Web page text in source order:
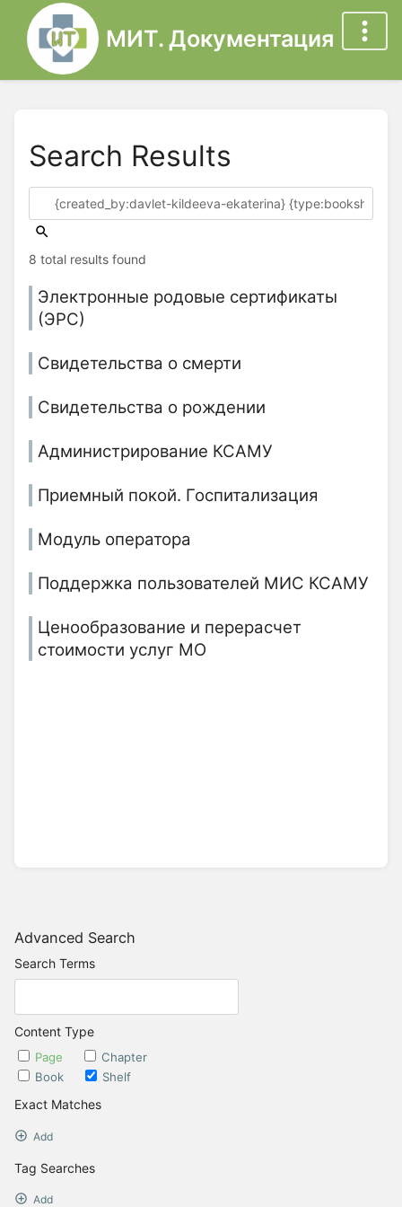
МИТ. Документация
Advanced Search
Search Terms
Content Type
Page
Chapter
Book
Shelf
Exact Matches
Add
Tag Searches
Add
Search Results
8 total results found
Электронные родовые сертификаты
(ЭРС)
Свидетельства о смерти
Свидетельства о рождении
Администрирование КСАМУ
Приемный покой. Госпитализация
Модуль оператора
Поддержка пользователей МИС КСАМУ
Ценообразование и перерасчет
стоимости услуг МО